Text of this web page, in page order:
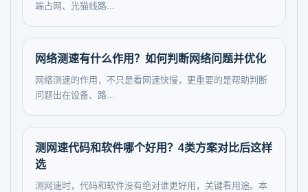
端占网、光猫线路...
网络测速有什么作用？如何判断网络问题并优化
网络测速的作用，不只是看网速快慢，更重要的是帮助判断
问题出在设备、路...
测网速代码和软件哪个好用？4类方案对比后这样
选
测网速时，代码和软件没有绝对谁更好用，关键看用途。本